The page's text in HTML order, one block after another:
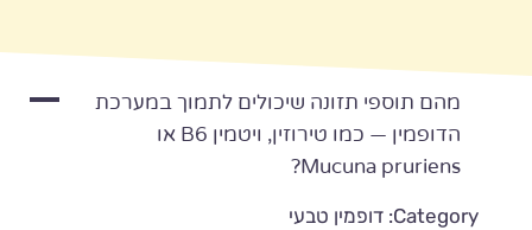
A
מהם תוספי תזונה שיכולים לתמוך במערכת
הדופמין — כמו טירוזין, ויטמין B6 או
Mucuna pruriens?
Category: דופמין טבעי